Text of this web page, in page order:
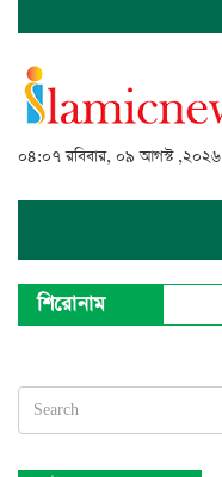
০৪:০৭ রবিবার, ০৯ আগস্ট ,২০২৬
শিরোনাম